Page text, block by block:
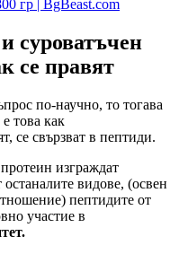
суроватъчен
се правят
по-научно, то тогава
това как
се свързват в пептиди.
изграждат
видове, (освен
пептидите от
участие в